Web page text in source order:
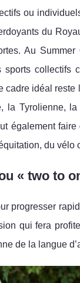
ou
du
Au
sports
idéal
la Tyrolienne,
également
du vélo
« two to
progresser
qui fera
de la langue